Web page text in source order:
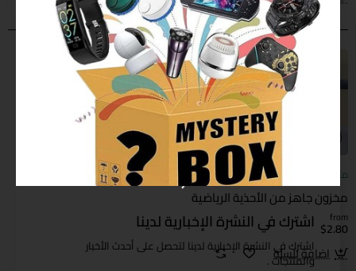
اشترك في النشرة الإخبارية لدينا
اشترك في النشرة الإخبارية لدينا لتحصل على أحدث الأخبار
والمنتجات .
متوفر
مخزون جاهز من الأحذية الرياضية
from
$2.80
اضافة للسلة